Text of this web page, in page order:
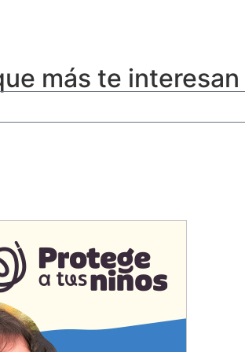
más te interesan